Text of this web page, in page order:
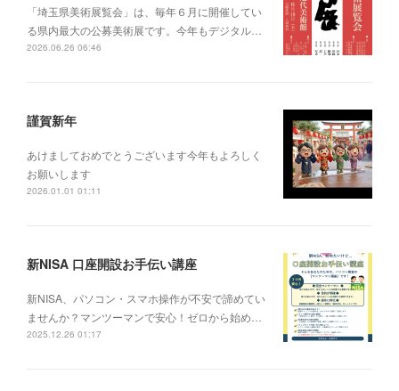
「埼玉県美術展覧会」は、毎年６月に開催してい
る県内最大の公募美術展です。今年もデジタル…
2026.06.26 06:46
謹賀新年
あけましておめでとうございます今年もよろしく
お願いします
2026.01.01 01:11
新NISA 口座開設お手伝い講座
新NISA、パソコン・スマホ操作が不安で諦めてい
ませんか？マンツーマンで安心！ゼロから始め…
2025.12.26 01:17